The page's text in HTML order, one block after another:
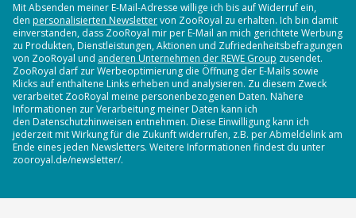
Mit Absenden meiner E-Mail-Adresse willige ich bis auf Widerruf ein,
den personalisierten Newslettervon ZooRoyal zu erhalten. Ich bin damit
einverstanden, dass ZooRoyal mir per E-Mail an mich gerichtete Werbung
zu Produkten, Dienstleistungen, Aktionen und Zufriedenheitsbefragungen
von ZooRoyal und anderen Unternehmen der REWE Group zusendet.
ZooRoyal darf zur Werbeoptimierung die Öffnung der E-Mails sowie
Klicks auf enthaltene Links erheben und analysieren. Zu diesem Zweck
verarbeitet ZooRoyal meine personenbezogenen Daten. Nähere
Informationen zur Verarbeitung meiner Daten kann ich
den Datenschutzhinweisen entnehmen. Diese Einwilligung kann ich
jederzeit mit Wirkung für die Zukunft widerrufen, z.B. per Abmeldelink am
Ende eines jeden Newsletters. Weitere Informationen findest du unter
zooroyal.de/newsletter/.